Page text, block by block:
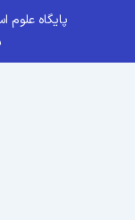
پایگاه علوم